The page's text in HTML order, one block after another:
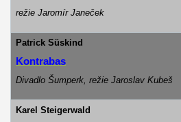
režie Jaromír Janeček
Patrick Süskind
Kontrabas
Divadlo Šumperk, režie Jaroslav Kubeš
Karel Steigerwald